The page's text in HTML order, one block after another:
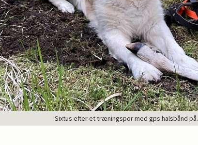
Sixtus efter et træningspor med gps halsbånd på.